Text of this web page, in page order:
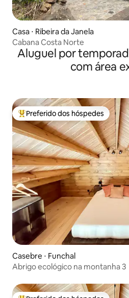
Casa ⋅ Ribeira da Janela
Cabana Costa Norte
Aluguel por
com área
Entre os melhores preferidos
Preferido dos hóspedes
Casebre ⋅ Funchal
Abrigo ecológico na montanha 3